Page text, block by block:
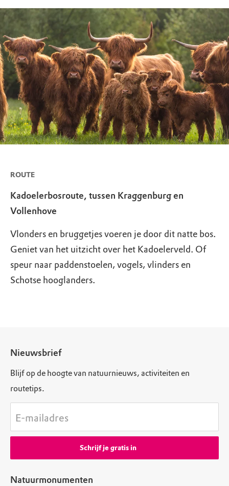
ROUTE
Kadoelerbosroute, tussen Kraggenburg en
Vollenhove
Vlonders en bruggetjes voeren je door dit natte bos.
Geniet van het uitzicht over het Kadoelerveld. Of
speur naar paddenstoelen, vogels, vlinders en
Schotse hooglanders.
Natuurmonumenten
Nieuwsbrief
Blijf op de hoogte van natuurnieuws, activiteiten en
routetips.
E-mailadres
Schrijf je gratis in